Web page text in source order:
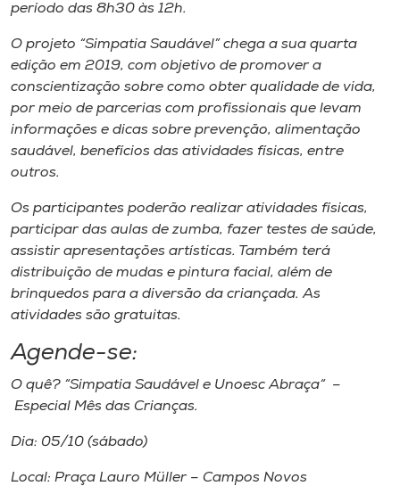
o idioma
período das 8h30 às 12h.
O projeto “Simpatia Saudável” chega a sua quarta
edição em 2019, com objetivo de promover a
conscientização sobre como obter qualidade de vida,
por meio de parcerias com profissionais que levam
informações e dicas sobre prevenção, alimentação
saudável, benefícios das atividades físicas, entre
outros.
Os participantes poderão realizar atividades físicas,
participar das aulas de zumba, fazer testes de saúde,
assistir apresentações artísticas. Também terá
distribuição de mudas e pintura facial, além de
brinquedos para a diversão da criançada. As
atividades são gratuitas.
Agende-se:
O quê? “Simpatia Saudável e Unoesc Abraça“ –
Especial Mês das Crianças.
Dia: 05/10 (sábado)
Local: Praça Lauro Müller – Campos Novos